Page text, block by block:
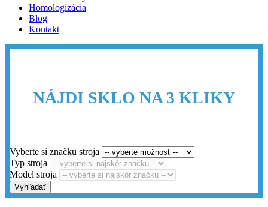
Homologizácia
Blog
Kontakt
NÁJDI SKLO NA 3 KLIKY
Vyberte si značku stroja
Typ stroja
Model stroja
Vyhľadať